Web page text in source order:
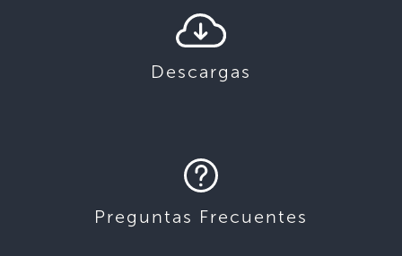
Descargas
Preguntas Frecuentes